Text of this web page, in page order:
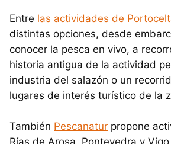
Entre las actividades de
distintas opciones, desde
conocer la pesca en vivo, a
historia antigua de la actividad
industria del salazón o un
lugares de interés turístico de la
También Pescanatur propone